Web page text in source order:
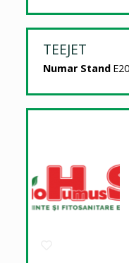
TEEJET
Numar Stand